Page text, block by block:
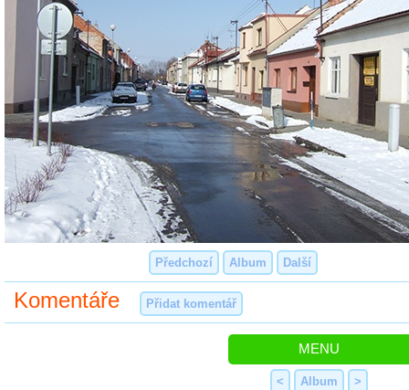
Předchozí Album Další
Komentáře Přidat komentář
MENU
< Album >